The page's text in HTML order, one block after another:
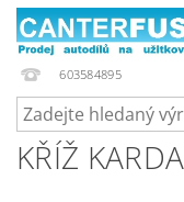
603584895
KŘÍŽ